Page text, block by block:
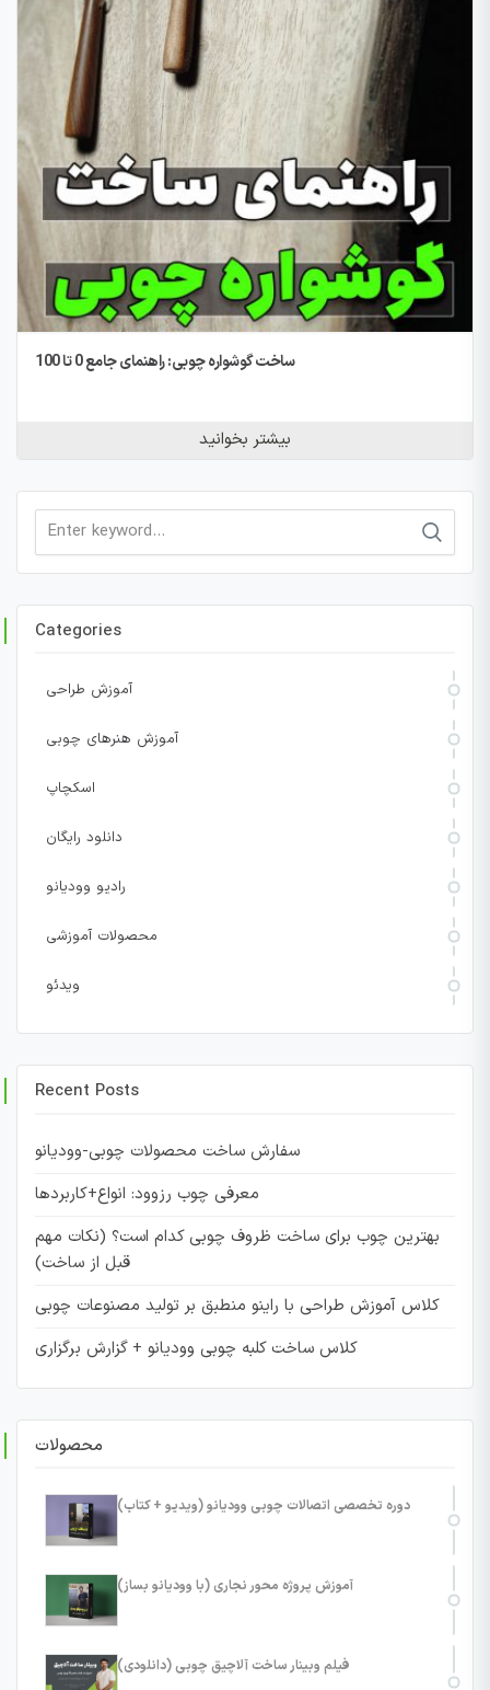
ساخت گوشواره چوبی: راهنمای جامع 0 تا 100
بیشتر بخوانید
Search
Categories
آموزش طراحی
آموزش هنرهای چوبی
اسکچاپ
دانلود رایگان
رادیو وودیانو
محصولات آموزشی
ویدئو
Recent Posts
سفارش ساخت محصولات چوبی-وودیانو
معرفی چوب رزوود: انواع+کاربردها
بهترین چوب برای ساخت ظروف چوبی کدام است؟ (نکات مهم
قبل از ساخت)
کلاس آموزش طراحی با راینو منطبق بر تولید مصنوعات چوبی
کلاس ساخت کلبه چوبی وودیانو + گزارش برگزاری
محصولات
دوره تخصصی اتصالات چوبی وودیانو (ویدیو + کتاب)
آموزش پروژه محور نجاری (با وودیانو بساز)
فیلم وبینار ساخت آلاچیق چوبی (دانلودی)